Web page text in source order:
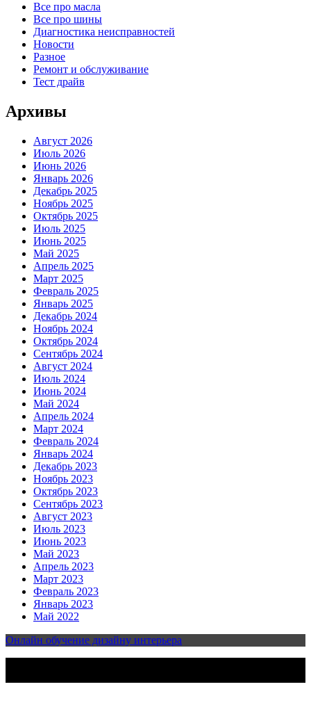
Все про масла
Все про шины
Диагностика неисправностей
Новости
Разное
Ремонт и обслуживание
Тест драйв
Архивы
Август 2026
Июль 2026
Июнь 2026
Январь 2026
Декабрь 2025
Ноябрь 2025
Октябрь 2025
Июль 2025
Июнь 2025
Май 2025
Апрель 2025
Март 2025
Февраль 2025
Январь 2025
Декабрь 2024
Ноябрь 2024
Октябрь 2024
Сентябрь 2024
Август 2024
Июль 2024
Июнь 2024
Май 2024
Апрель 2024
Март 2024
Февраль 2024
Январь 2024
Декабрь 2023
Ноябрь 2023
Октябрь 2023
Сентябрь 2023
Август 2023
Июль 2023
Июнь 2023
Май 2023
Апрель 2023
Март 2023
Февраль 2023
Январь 2023
Май 2022
Онлайн обучение дизайну интерьера